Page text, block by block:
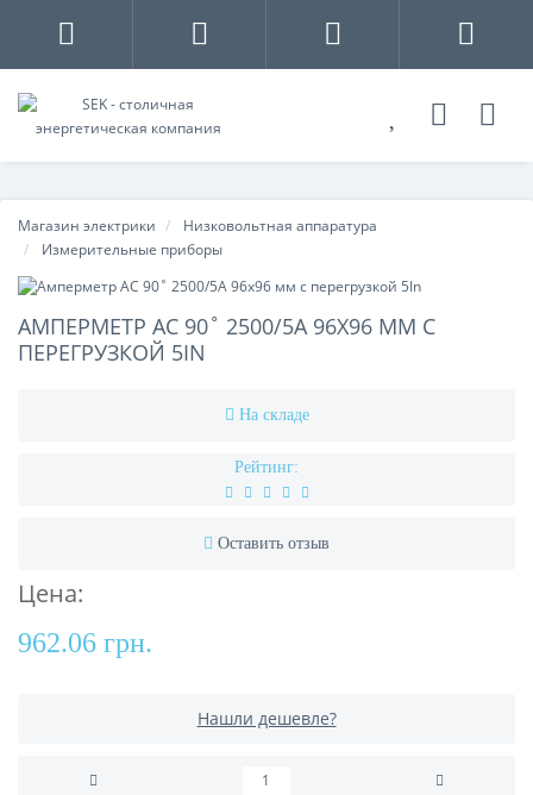
Магазин электрики
Низковольтная аппаратура
Измерительные приборы
АМПЕРМЕТР AC 90˚ 2500/5A 96X96 ММ С
ПЕРЕГРУЗКОЙ 5IN
На складе
Рейтинг:
Оставить отзыв
Цена:
962.06 грн.
Нашли дешевле?